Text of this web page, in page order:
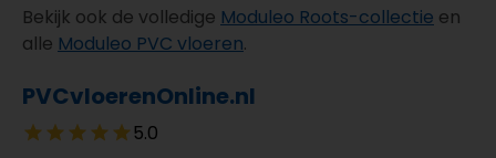
Bekijk ook de volledige Moduleo Roots-collectie en
alle Moduleo PVC vloeren.
PVCvloerenOnline.nl
5.0